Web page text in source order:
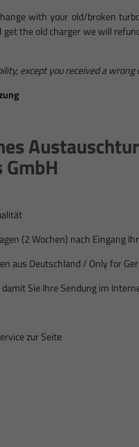
with your old/broken
the old charger we will
except you received a
(2 Wochen) nach Eingang
aus Deutschland / Only for
Sie Ihre Sendung im
zur Seite